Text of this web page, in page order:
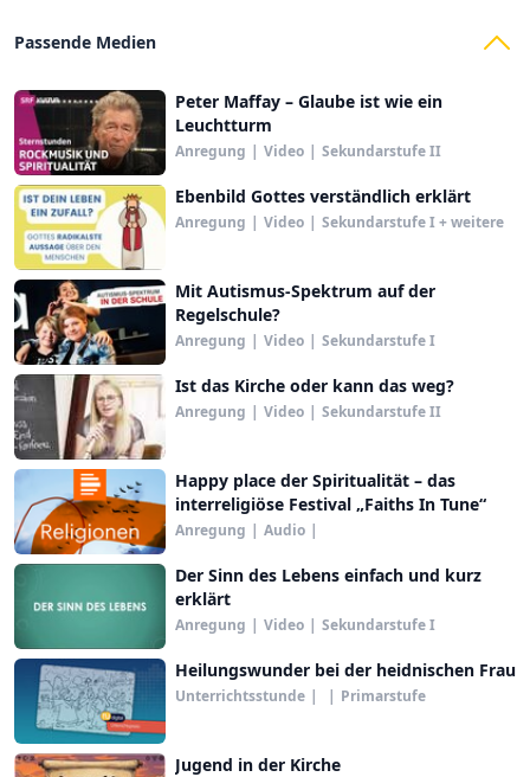
Passende Medien
Peter Maffay – Glaube ist wie ein
Leuchtturm
Anregung | Video | Sekundarstufe II
Ebenbild Gottes verständlich erklärt
Anregung | Video | Sekundarstufe I + weitere
Mit Autismus-Spektrum auf der
Regelschule?
Anregung | Video | Sekundarstufe I
Ist das Kirche oder kann das weg?
Anregung | Video | Sekundarstufe II
Happy place der Spiritualität – das
interreligiöse Festival „Faiths In Tune“
Anregung | Audio |
Der Sinn des Lebens einfach und kurz
erklärt
Anregung | Video | Sekundarstufe I
Heilungswunder bei der heidnischen Frau
Unterrichtsstunde | | Primarstufe
Jugend in der Kirche